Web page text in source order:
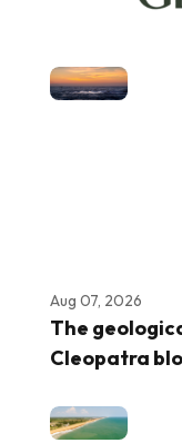
Aug 07, 2026
The
Cleopatra